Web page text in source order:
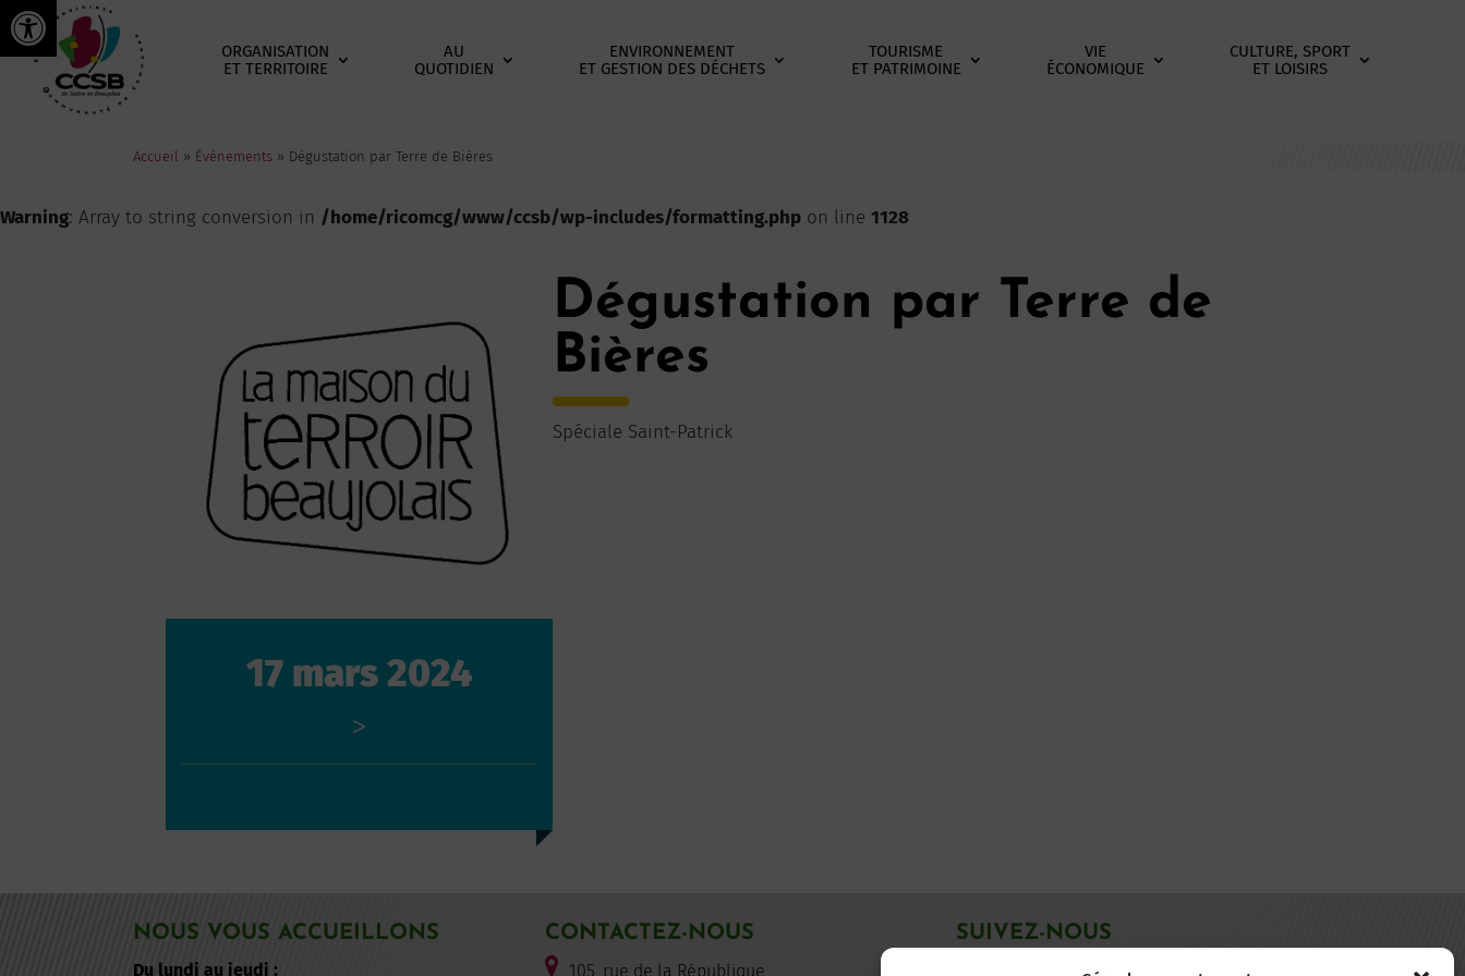
Ouvrir la barre d’outils
ORGANISATION
ET TERRITOIRE
AU
QUOTIDIEN
ENVIRONNEMENT
ET GESTION DES DÉCHETS
TOURISME
ET PATRIMOINE
VIE
ÉCONOMIQUE
CULTURE, SPORT
ET LOISIRS
Accueil » Événements » Dégustation par Terre de Bières
Warning: Array to string conversion in /home/ricomcg/www/ccsb/wp-includes/formatting.php on line 1128
17 mars 2024
>
Dégustation par Terre de
Bières
Spéciale Saint-Patrick
NOUS VOUS ACCUEILLONS
Du lundi au jeudi :
CONTACTEZ-NOUS
105, rue de la République
SUIVEZ-NOUS